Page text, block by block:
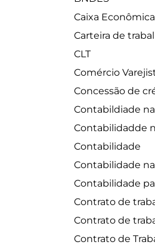
Caixa
Carteira de
CLT
Comércio
Concessão de
Contabildiade
Contabilidadde
Contabilidade
Contabilidade
Contabilidade
Contrato de
Contrato de
Contrato de